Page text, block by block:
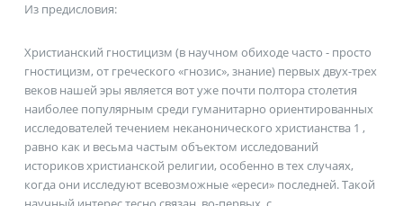
Из предисловия:
Христианский гностицизм (в научном обиходе часто - просто
гностицизм, от греческого «гнозис», знание) первых двух-трех
веков нашей эры является вот уже почти полтора столетия
наиболее популярным среди гуманитарно ориентированных
исследователей течением неканонического христианства 1 ,
равно как и весьма частым объектом исследований
историков христианской религии, особенно в тех случаях,
когда они исследуют всевозможные «ереси» последней. Такой